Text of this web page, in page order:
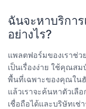
ฉันจะหาบริการ
อย่างไร?
แพลตฟอร์มของเราช่ว
เป็นเรื่องง่าย ใช้คุณส
พื้นที่เฉพาะของคุณใน
แล้วเราจะค้นหาตัวเลื
เชื่อถือได้และบริษัทเช่